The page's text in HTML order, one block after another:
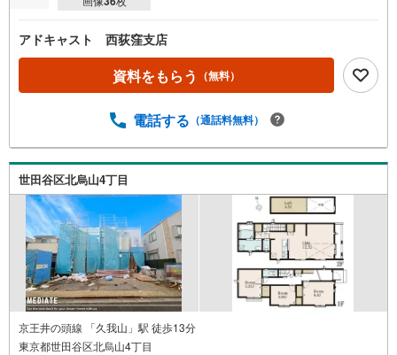
アドキャスト 西荻窪支店
資料をもらう （無料）
電話する （通話料無料）
世田谷区北烏山4丁目
京王井の頭線 「久我山」駅 徒歩13分
東京都世田谷区北烏山4丁目